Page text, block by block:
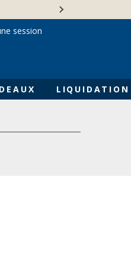
LIQUIDATION
session